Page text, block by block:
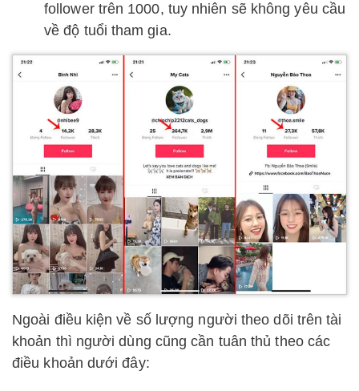
follower trên 1000, tuy nhiên sẽ không yêu cầu
về độ tuổi tham gia.
Ngoài điều kiện về số lượng người theo dõi trên tài
khoản thì người dùng cũng cần tuân thủ theo các
điều khoản dưới đây: